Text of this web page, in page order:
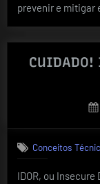
prevenir e mitigar
Conceitos
IDOR, ou